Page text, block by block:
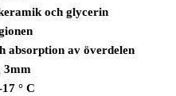
och glycerin
absorption av överdelen
3mm
° C